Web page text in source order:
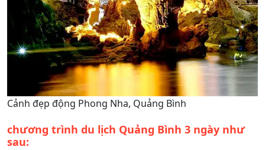
Cảnh đẹp động Phong Nha, Quảng Bình
chương trình du lịch Quảng Bình 3 ngày như
sau: